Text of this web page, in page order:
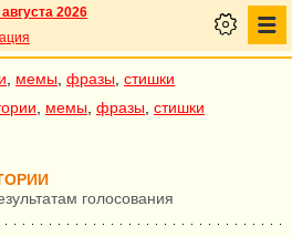
2026
мемы фразы стишки
мемы фразы стишки
голосования